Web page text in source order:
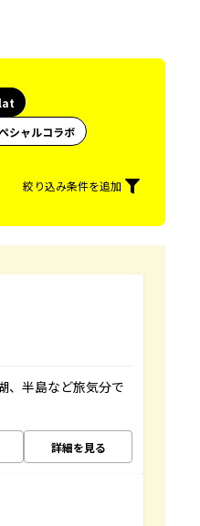
シャルコラボ
絞り込み条件を追加
、半島など旅気分で
詳細を見る